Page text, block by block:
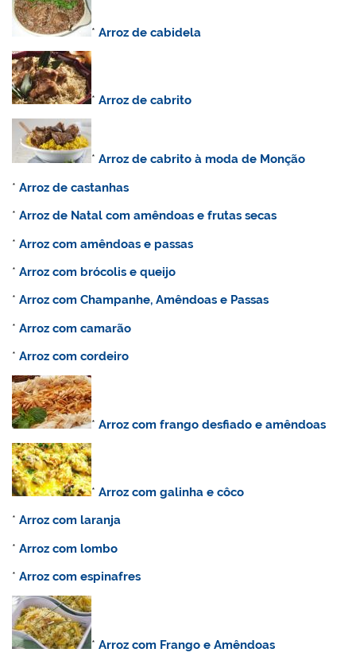
*Arroz de cabidela
*Arroz de cabrito
*Arroz de cabrito à moda de Monção
*Arroz de castanhas
*Arroz de Natal com amêndoas e frutas secas
*Arroz com amêndoas e passas
*Arroz com brócolis e queijo
*Arrozcom Champanhe, Amêndoas e Passas
*Arroz com camarão
*Arroz com cordeiro
*Arroz com frango desfiado e amêndoas
*Arroz com galinha e côco
*Arroz com laranja
*Arroz com lombo
*Arroz com espinafres
*Arroz com Frango e Amêndoas